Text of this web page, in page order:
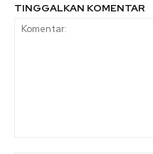
TINGGALKAN KOMENTAR